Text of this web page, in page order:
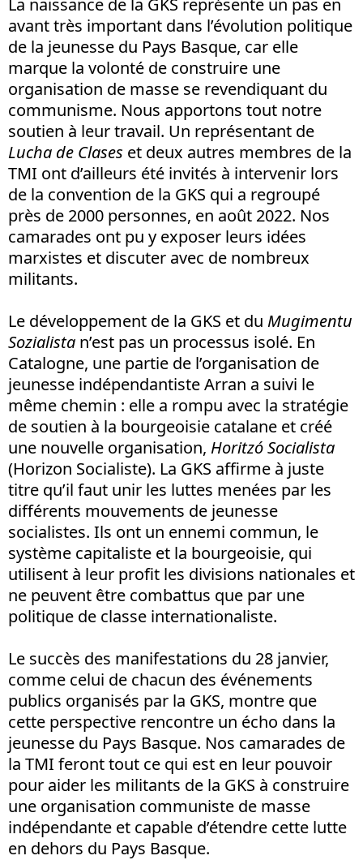
La naissance de la GKS représente un pas en
avant très important dans l’évolution politique
de la jeunesse du Pays Basque, car elle
marque la volonté de construire une
organisation de masse se revendiquant du
communisme. Nous apportons tout notre
soutien à leur travail. Un représentant de
Lucha de Clases et deux autres membres de la
TMI ont d’ailleurs été invités à intervenir lors
de la convention de la GKS qui a regroupé
près de 2000 personnes, en août 2022. Nos
camarades ont pu y exposer leurs idées
marxistes et discuter avec de nombreux
militants.
Le développement de la GKS et du Mugimentu
Sozialista n’est pas un processus isolé. En
Catalogne, une partie de l’organisation de
jeunesse indépendantiste Arran a suivi le
même chemin : elle a rompu avec la stratégie
de soutien à la bourgeoisie catalane et créé
une nouvelle organisation, Horitzó Socialista
(Horizon Socialiste). La GKS affirme à juste
titre qu’il faut unir les luttes menées par les
différents mouvements de jeunesse
socialistes. Ils ont un ennemi commun, le
système capitaliste et la bourgeoisie, qui
utilisent à leur profit les divisions nationales et
ne peuvent être combattus que par une
politique de classe internationaliste.
Le succès des manifestations du 28 janvier,
comme celui de chacun des événements
publics organisés par la GKS, montre que
cette perspective rencontre un écho dans la
jeunesse du Pays Basque. Nos camarades de
la TMI feront tout ce qui est en leur pouvoir
pour aider les militants de la GKS à construire
une organisation communiste de masse
indépendante et capable d’étendre cette lutte
en dehors du Pays Basque.